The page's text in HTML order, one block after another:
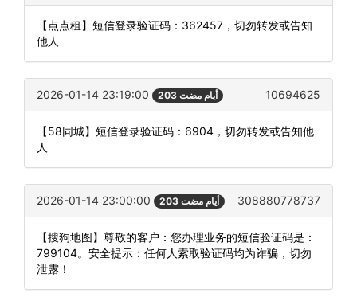
【点点租】短信登录验证码：362457，切勿转发或告知
他人
2026-01-14 23:19:00 203 أيام مضت 10694625
【58同城】短信登录验证码：6904，切勿转发或告知他
人
2026-01-14 23:00:00 203 أيام مضت 308880778737
【搜狗地图】尊敬的客户：您办理业务的短信验证码是：
799104。安全提示：任何人索取验证码均为诈骗，切勿
泄露！